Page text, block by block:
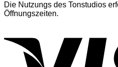
Die Nutzungs des Tonstudios
Öffnungszeiten.